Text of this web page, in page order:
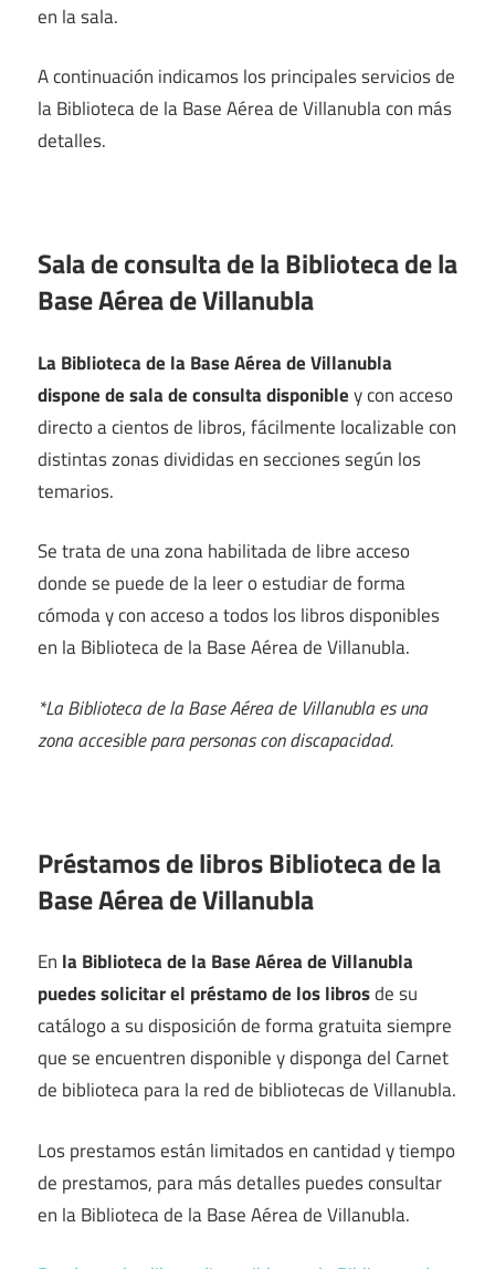
en la sala.
A continuación indicamos los principales servicios de
la Biblioteca de la Base Aérea de Villanubla con más
detalles.
Sala de consulta de la Biblioteca de la
Base Aérea de Villanubla
La Biblioteca de la Base Aérea de Villanubla
dispone de sala de consulta disponibley con acceso
directo a cientos de libros, fácilmente localizable con
distintas zonas divididas en secciones según los
temarios.
Se trata de una zona habilitada de libre acceso
donde se puede de la leer o estudiar de forma
cómoda y con acceso a todos los libros disponibles
en la Biblioteca de la Base Aérea de Villanubla.
*La Biblioteca de la Base Aérea de Villanubla es una
zona accesible para personas con discapacidad.
Préstamos de libros Biblioteca de la
Base Aérea de Villanubla
En la Biblioteca de la Base Aérea de Villanubla
puedes solicitar el préstamo de los librosde su
catálogo a su disposición de forma gratuita siempre
que se encuentren disponible y disponga del Carnet
de biblioteca para la red de bibliotecas de Villanubla.
Los prestamos están limitados en cantidad y tiempo
de prestamos, para más detalles puedes consultar
en la Biblioteca de la Base Aérea de Villanubla.